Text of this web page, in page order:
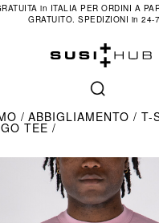
in ITALIA PER ORDINI A
GRATUITO. SPEDIZIONI in 24-
ABBIGLIAMENTO T-
TEE